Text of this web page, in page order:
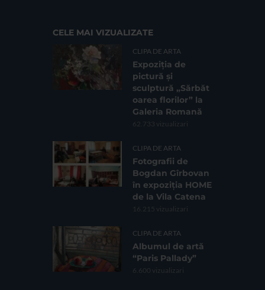
CELE MAI VIZUALIZATE
CLIPA DE ARTA
Expoziția de
pictură și
sculptură „Sărbăt
oarea florilor” la
Galeria Romană
62.733 vizualizari
CLIPA DE ARTA
Fotografii de
Bogdan Gîrbovan
în expoziția HOME
de la Vila Catena
16.215 vizualizari
CLIPA DE ARTA
Albumul de artă
“Paris Pallady”
6.600 vizualizari